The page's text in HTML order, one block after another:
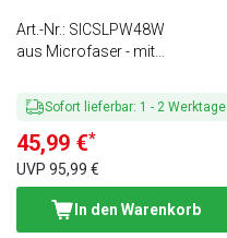
Art.-Nr.: SICSLPW48W
aus Microfaser - mit
Sofort lieferbar: 1 - 2 Werktage
45,99 €*
UVP 95,99 €
In den Warenkorb